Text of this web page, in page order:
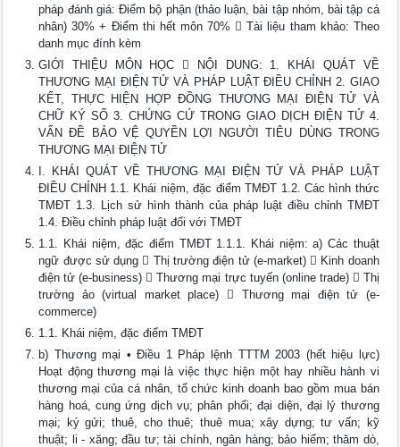
pháp đánh giá: Điểm bộ phận (thảo luận, bài tập nhóm, bài tập cá
nhân) 30% + Điểm thi hết môn 70%  Tài liệu tham khảo: Theo
danh mục đính kèm
GIỚI THIỆU MÔN HỌC  NỘI DUNG: 1. KHÁI QUÁT VỀ
THƯƠNG MẠI ĐIỆN TỬ VÀ PHÁP LUẬT ĐIỀU CHỈNH 2. GIAO
KẾT, THỰC HIỆN HỢP ĐỒNG THƯƠNG MẠI ĐIỆN TỬ VÀ
CHỮ KÝ SỐ 3. CHỨNG CỨ TRONG GIAO DỊCH ĐIỆN TỬ 4.
VẤN ĐỀ BẢO VỆ QUYỀN LỢI NGƯỜI TIÊU DÙNG TRONG
THƯƠNG MẠI ĐIỆN TỬ
I. KHÁI QUÁT VỀ THƯƠNG MẠI ĐIỆN TỬ VÀ PHÁP LUẬT
ĐIỀU CHỈNH 1.1. Khái niệm, đặc điểm TMĐT 1.2. Các hình thức
TMĐT 1.3. Lịch sử hình thành của pháp luật điều chỉnh TMĐT
1.4. Điều chỉnh pháp luật đối với TMĐT
1.1. Khái niệm, đặc điểm TMĐT 1.1.1. Khái niệm: a) Các thuật
ngữ được sử dụng  Thị trường điện tử (e-market)  Kinh doanh
điện tử (e-business)  Thương mại trực tuyến (online trade)  Thị
trường ảo (virtual market place)  Thương mại điện tử (e-
commerce)
1.1. Khái niệm, đặc điểm TMĐT
b) Thương mại • Điều 1 Pháp lệnh TTTM 2003 (hết hiệu lực)
Hoạt động thương mại là việc thực hiện một hay nhiều hành vi
thương mại của cá nhân, tổ chức kinh doanh bao gồm mua bán
hàng hoá, cung ứng dịch vụ; phân phối; đại diện, đại lý thương
mại; ký gửi; thuê, cho thuê; thuê mua; xây dựng; tư vấn; kỹ
thuật; li - xăng; đầu tư; tài chính, ngân hàng; bảo hiểm; thăm dò,